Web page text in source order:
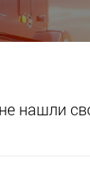
нашли